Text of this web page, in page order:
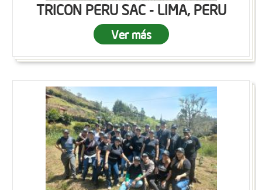
TRICON PERU SAC - LIMA, PERU
Ver más